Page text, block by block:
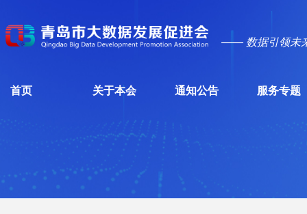
—— 数据引领未
首页 关于本会 通知公告 服务专题